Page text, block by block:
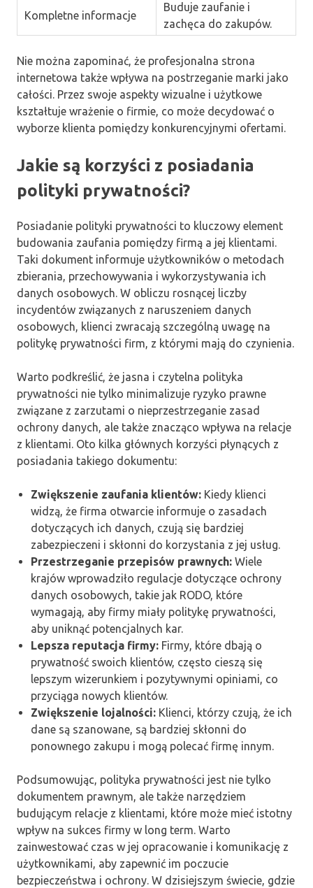
Kompletne informacje
Buduje zaufanie i
zachęca do zakupów.
Nie można zapominać, że profesjonalna strona
internetowa także wpływa na postrzeganie marki jako
całości. Przez swoje aspekty wizualne i użytkowe
kształtuje wrażenie o firmie, co może decydować o
wyborze klienta pomiędzy konkurencyjnymi ofertami.
Jakie są korzyści z posiadania
polityki prywatności?
Posiadanie polityki prywatności to kluczowy element
budowania zaufania pomiędzy firmą a jej klientami.
Taki dokument informuje użytkowników o metodach
zbierania, przechowywania i wykorzystywania ich
danych osobowych. W obliczu rosnącej liczby
incydentów związanych z naruszeniem danych
osobowych, klienci zwracają szczególną uwagę na
politykę prywatności firm, z którymi mają do czynienia.
Warto podkreślić, że jasna i czytelna polityka
prywatności nie tylko minimalizuje ryzyko prawne
związane z zarzutami o nieprzestrzeganie zasad
ochrony danych, ale także znacząco wpływa na relacje
z klientami. Oto kilka głównych korzyści płynących z
posiadania takiego dokumentu:
Zwiększenie zaufania klientów: Kiedy klienci
widzą, że firma otwarcie informuje o zasadach
dotyczących ich danych, czują się bardziej
zabezpieczeni i skłonni do korzystania z jej usług.
Przestrzeganie przepisów prawnych: Wiele
krajów wprowadziło regulacje dotyczące ochrony
danych osobowych, takie jak RODO, które
wymagają, aby firmy miały politykę prywatności,
aby uniknąć potencjalnych kar.
Lepsza reputacja firmy: Firmy, które dbają o
prywatność swoich klientów, często cieszą się
lepszym wizerunkiem i pozytywnymi opiniami, co
przyciąga nowych klientów.
Zwiększenie lojalności: Klienci, którzy czują, że ich
dane są szanowane, są bardziej skłonni do
ponownego zakupu i mogą polecać firmę innym.
Podsumowując, polityka prywatności jest nie tylko
dokumentem prawnym, ale także narzędziem
budującym relacje z klientami, które może mieć istotny
wpływ na sukces firmy w long term. Warto
zainwestować czas w jej opracowanie i komunikację z
użytkownikami, aby zapewnić im poczucie
bezpieczeństwa i ochrony. W dzisiejszym świecie, gdzie